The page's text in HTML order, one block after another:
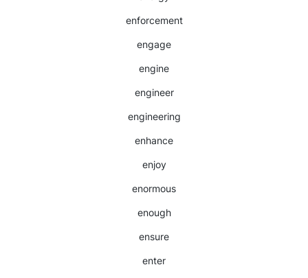
enforcement
engage
engine
engineer
engineering
enhance
enjoy
enormous
enough
ensure
enter